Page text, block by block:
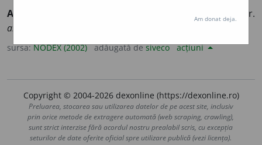
A ANIMALIZ
A face să se animalizeze. /<fr.
animaliser
sursa:NODEX (2002) adăugată desiveco acțiuni
Copyright © 2004-2026 dexonline (https://dexonline.ro)
Preluarea, stocarea sau utilizarea datelor de pe acest site, inclusiv
prin orice metode de extragere automată (web scraping, crawling),
sunt strict interzise fără acordul nostru prealabil scris, cu excepția
seturilor de date oferite oficial spre utilizare publică (vezi licența).
Am donat deja.